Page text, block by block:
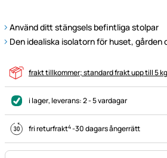
Använd ditt stängsels befintliga stolpar
Den idealiska isolatorn för huset, gården
frakt tillkommer; standard frakt upp till 5
i lager, leverans:2 - 5 vardagar
fri returfrakt4-30 dagars ångerrätt